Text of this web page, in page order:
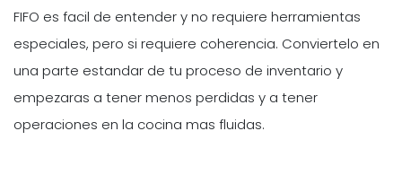
FIFO es facil de entender y no requiere herramientas
especiales, pero si requiere coherencia. Conviertelo en
una parte estandar de tu proceso de inventario y
empezaras a tener menos perdidas y a tener
operaciones en la cocina mas fluidas.